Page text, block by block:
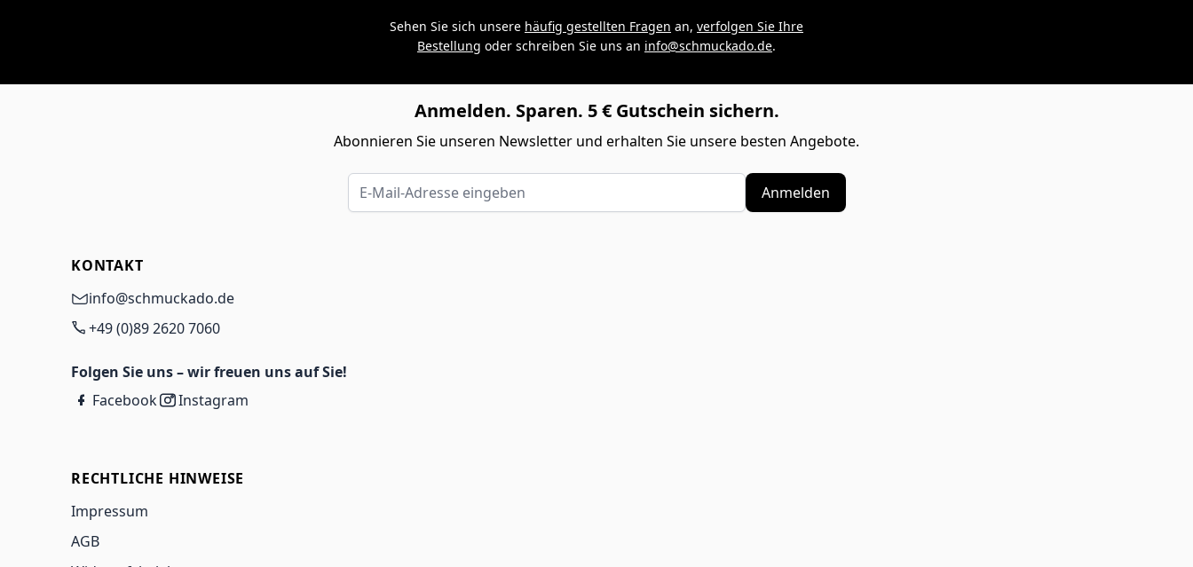
Sehen Sie sich unsere häufig gestellten Fragen an, verfolgen Sie Ihre
Bestellung oder schreiben Sie uns an info@schmuckado.de.
Anmelden. Sparen. 5 € Gutschein sichern.
Abonnieren Sie unseren Newsletter und erhalten Sie unsere besten Angebote.
E-Mail-Adresse eingeben Anmelden
KONTAKT
info@schmuckado.de
+49 (0)89 2620 7060
Folgen Sie uns – wir freuen uns auf Sie!
Facebook
Instagram
RECHTLICHE HINWEISE
Impressum
AGB